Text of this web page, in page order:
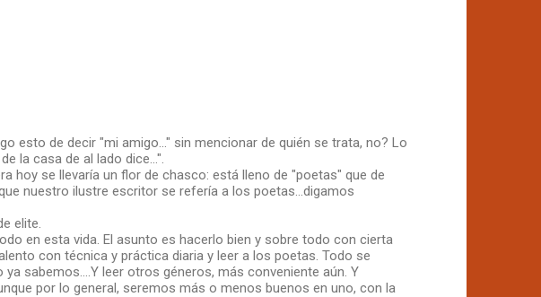
esto de decir "mi amigo..." sin mencionar de quién se trata, no? Lo
la casa de al lado dice...".
hoy se llevaría un flor de chasco: está lleno de "poetas" que de
nuestro ilustre escritor se refería a los poetas...digamos
elite.
en esta vida. El asunto es hacerlo bien y sobre todo con cierta
con técnica y práctica diaria y leer a los poetas. Todo se
sabemos....Y leer otros géneros, más conveniente aún. Y
por lo general, seremos más o menos buenos en uno, con la